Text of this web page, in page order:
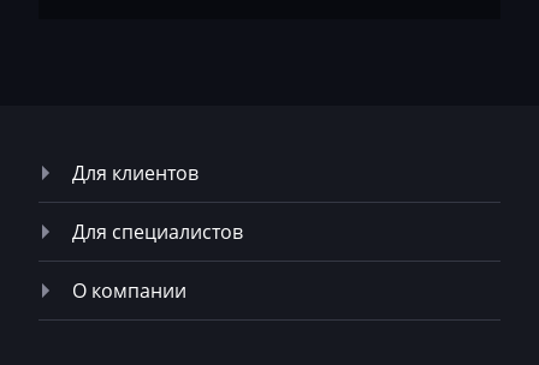
Pellenc
Perkins
Peterbilt
Peugeot
Для клиентов
Для специалистов
О компании